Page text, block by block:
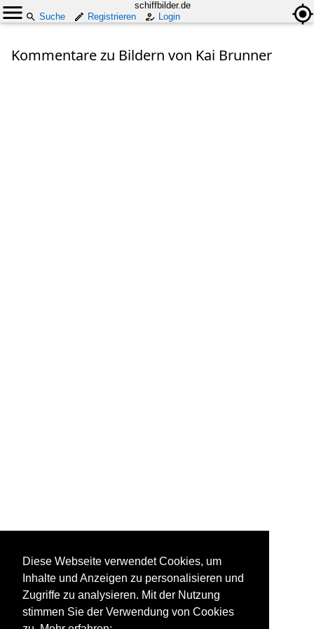
schiffbilder.de
Suche
Registrieren Login
Kommentare zu Bildern von Kai Brunner
Diese Webseite verwendet Cookies, um
Inhalte und Anzeigen zu personalisieren und
Zugriffe zu analysieren. Mit der Nutzung
stimmen Sie der Verwendung von Cookies